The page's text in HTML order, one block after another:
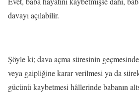
davayı açılabilir.
Şöyle ki; dava açma süresinin
veya gaipliğine karar verilmesi ya da
gücünü kaybetmesi hâllerinde babanın